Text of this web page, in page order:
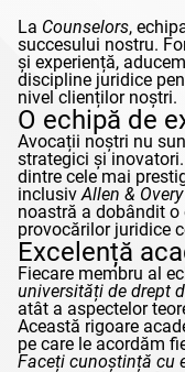
La Counselors,
succesului nostru.
și experiență,
discipline juridice
nivel clienților noștri.
O echipă de
Avocații noștri nu
strategici și
dintre cele mai
inclusivAllen & Overy
noastră a dobândit o
provocărilor juridice
Excelență
Fiecare membru al
universități de drept
atât a aspectelor
Această rigoare
pe care le acordăm
Faceți cunoștință cu